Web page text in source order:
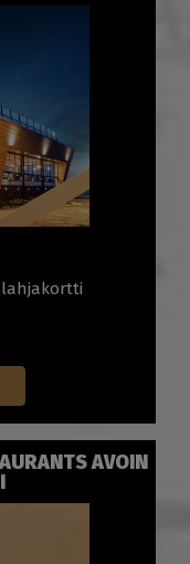
lahjakortti
AVOIN